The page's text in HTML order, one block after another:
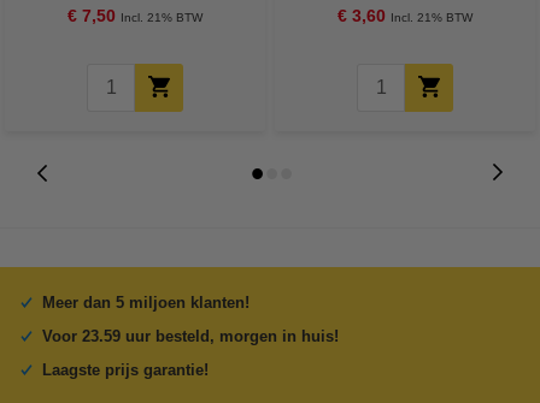
€ 7,50 Incl. 21% BTW € 3,60 Incl. 21% BTW
Meer dan 5 miljoen klanten!
Voor 23.59 uur besteld, morgen in huis!
Laagste prijs garantie!